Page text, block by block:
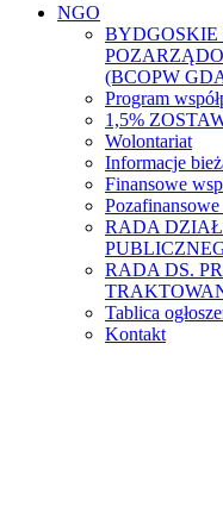
NGO
(BCOPW
Program
1,5%
Wolontariat
Informacje
Finansowe
RADA
RADA DS.
Tablica
Kontakt